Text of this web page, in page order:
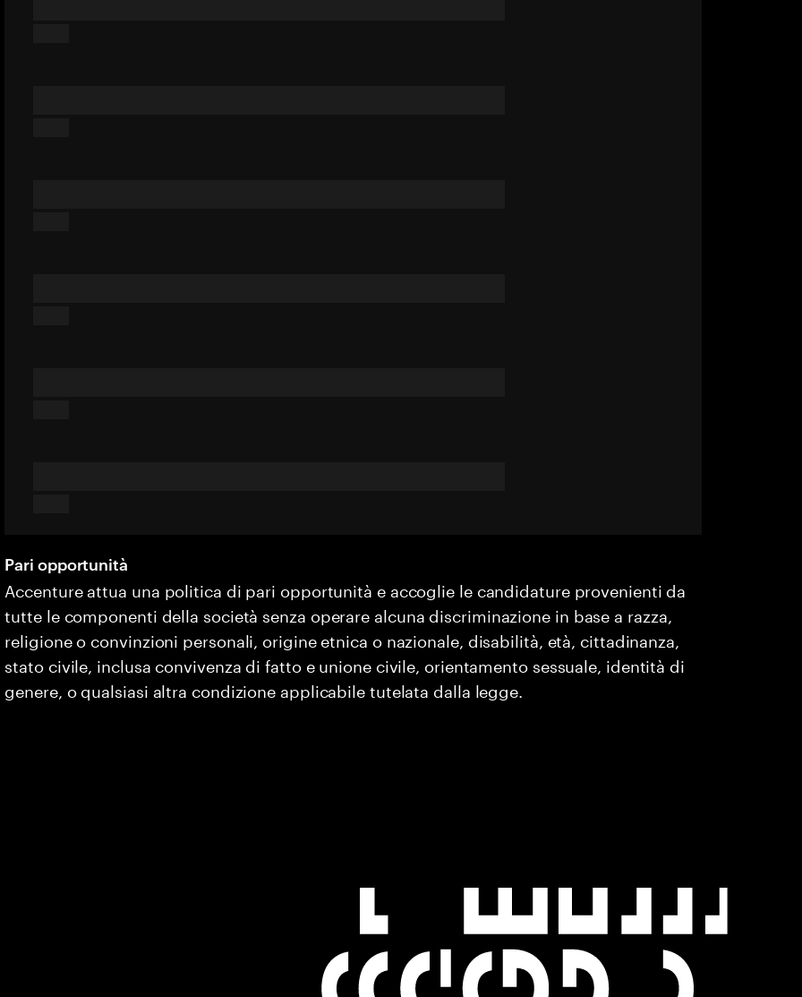
Pari opportunità
Accenture attua una politica di pari opportunità e accoglie le candidature provenienti da
tutte le componenti della società senza operare alcuna discriminazione in base a razza,
religione o convinzioni personali, origine etnica o nazionale, disabilità, età, cittadinanza,
stato civile, inclusa convivenza di fatto e unione civile, orientamento sessuale, identità di
genere, o qualsiasi altra condizione applicabile tutelata dalla legge.